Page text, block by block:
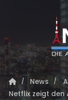
News
Netflix zeigt den